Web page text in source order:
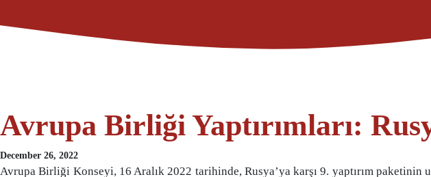
Avrupa Birliği Yaptırımları:
December 26, 2022
Avrupa Birliği Konseyi, 16 Aralık 2022 tarihinde, Rusya’ya karşı 9. yaptırım